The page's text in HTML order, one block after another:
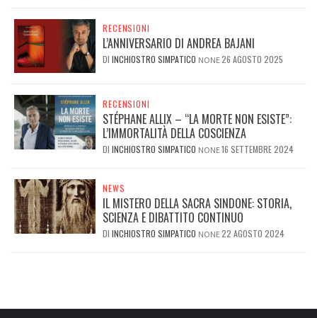
RECENSIONI
L’ANNIVERSARIO DI ANDREA BAJANI
DI INCHIOSTRO SIMPATICO NONE26 AGOSTO 2025
RECENSIONI
STÉPHANE ALLIX – “LA MORTE NON ESISTE”:
L’IMMORTALITÀ DELLA COSCIENZA
DI INCHIOSTRO SIMPATICO NONE16 SETTEMBRE 2024
NEWS
IL MISTERO DELLA SACRA SINDONE: STORIA,
SCIENZA E DIBATTITO CONTINUO
DI INCHIOSTRO SIMPATICO NONE22 AGOSTO 2024